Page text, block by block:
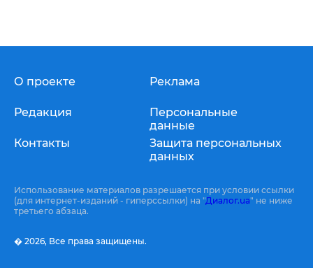
О проекте
Редакция
Контакты
Реклама
Персональные
данные
Защита персональных
данных
Использование материалов разрешается при условии ссылки
(для интернет-изданий - гиперссылки) на "Диалог.ua" не ниже
третьего абзаца.
� 2026, Все права защищены.